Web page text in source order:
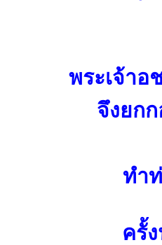
พระเจ้า
จึงยก
ทำ
ครั้